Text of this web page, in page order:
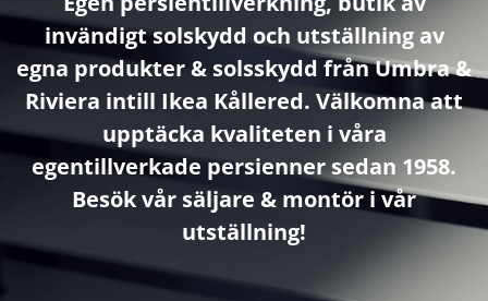
invändigt solskydd och utställning av
egna produkter & solsskydd från Umbra &
Riviera intill Ikea Kållered. Välkomna att
upptäcka kvaliteten i våra
egentillverkade persienner sedan 1958.
Besök vår säljare & montör i vår
utställning!